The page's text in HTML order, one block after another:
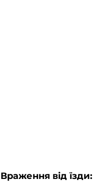
Враження від їзди: